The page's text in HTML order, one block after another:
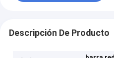
Descripción De Producto